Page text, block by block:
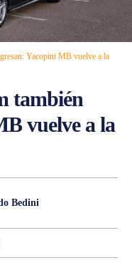
Yacopini MB vuelve a la
también
vuelve a la
Bedini